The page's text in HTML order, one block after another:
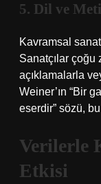
5. Dil ve
Kavramsal
Sanatçılar
açıklamalarla
Weiner’ın “Bir
eserdir” sözü, bu
Verilerle
Etkisi